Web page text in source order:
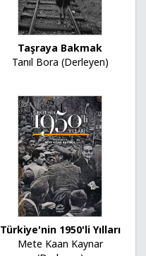
Taşraya Bakmak
Tanıl Bora (Derleyen)
Türkiye'nin 1950'li Yılları
Mete Kaan Kaynar